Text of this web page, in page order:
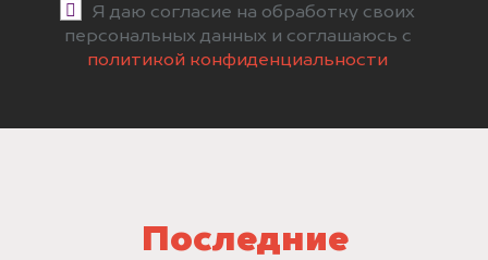
Я даю согласие на обработку своих
персональных данных и соглашаюсь с
политикой конфиденциальности
Последние